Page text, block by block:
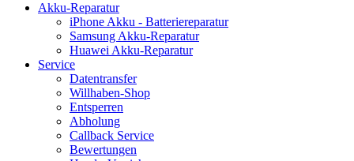
Akku-Reparatur
iPhone Akku - Batteriereparatur
Samsung Akku-Reparatur
Huawei Akku-Reparatur
Service
Datentransfer
Willhaben-Shop
Entsperren
Abholung
Callback Service
Bewertungen